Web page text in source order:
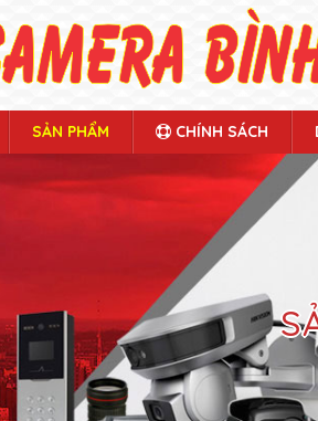
SẢN PHẨM CHÍNH SÁCH